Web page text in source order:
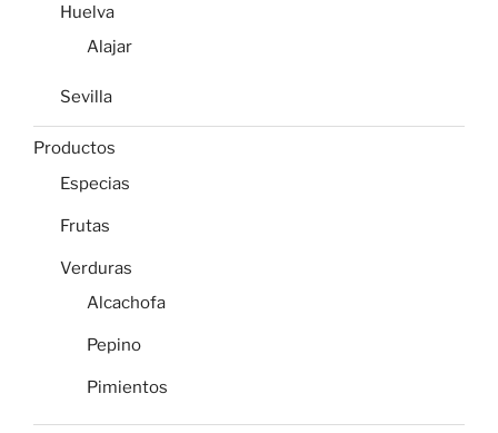
Huelva
Alajar
Sevilla
Productos
Especias
Frutas
Verduras
Alcachofa
Pepino
Pimientos